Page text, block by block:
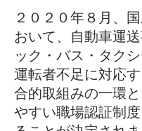
２０２０年８月、
おいて、自動車運
ック・バス・タク
運転者不足に対応
合的取組みの一環
やすい職場認証制